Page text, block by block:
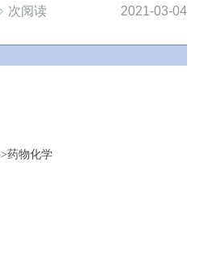
次阅读 2021-03-04
药物化学